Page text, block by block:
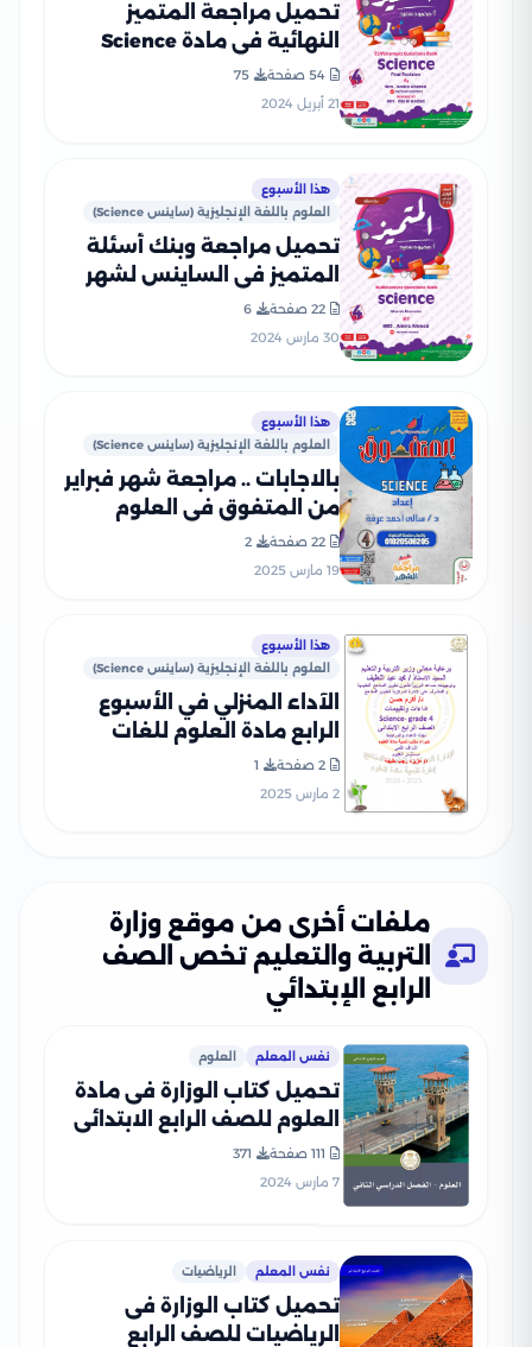
تحميل مراجعة المتميز
النهائية في مادة Science
الصف الرابع الابتدائي ترم ثاني
(بنك أسئلة شامل)
54 صفحة
75
21 أبريل 2024
هذا الأسبوع
العلوم باللغة الإنجليزية (ساينس Science)
تحميل مراجعة وبنك أسئلة
المتميز في الساينس لشهر
مارس للصف الرابع الابتدائي
مع إجاباته النموذجية
22 صفحة
6
30 مارس 2024
هذا الأسبوع
العلوم باللغة الإنجليزية (ساينس Science)
بالاجابات .. مراجعة شهر فبراير
من المتفوق في العلوم
22 صفحة
2
19 مارس 2025
هذا الأسبوع
العلوم باللغة الإنجليزية (ساينس Science)
الآداء المنزلي في الأسبوع
الرابع مادة العلوم للغات
Science للصف الرابع الإبتدائي
الترم الثاني 2025 بصيغة PDF
2 صفحة
1
2 مارس 2025
ملفات أخرى من موقع وزارة
التربية والتعليم تخص الصف
الرابع الإبتدائي
نفس المعلم العلوم
تحميل كتاب الوزارة فى مادة
العلوم للصف الرابع الابتدائى
الترم الثانى 2024 بصيغة PDF
111 صفحة
371
7 مارس 2024
نفس المعلم الرياضيات
تحميل كتاب الوزارة فى
الرياضيات للصف الرابع